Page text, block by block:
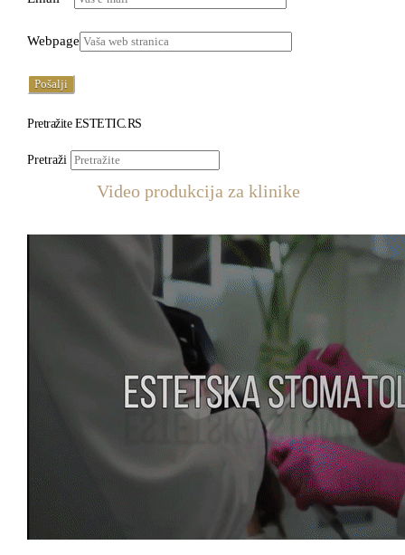
Webpage
Pretražite ESTETIC.RS
Pretraži
Video produkcija za klinike